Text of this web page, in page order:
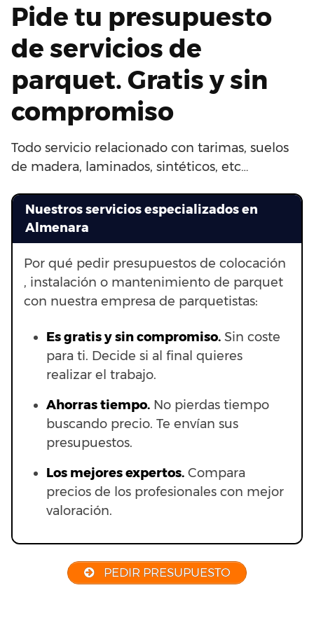
Pide tu presupuesto
de servicios de
parquet. Gratis y sin
compromiso
Todo servicio relacionado con tarimas, suelos
de madera, laminados, sintéticos, etc…
Nuestros servicios especializados en
Almenara
Por qué pedir presupuestos de colocación
, instalación o mantenimiento de parquet
con nuestra empresa de parquetistas:
Es gratis y sin compromiso. Sin coste
para ti. Decide si al final quieres
realizar el trabajo.
Ahorras tiempo. No pierdas tiempo
buscando precio. Te envían sus
presupuestos.
Los mejores expertos. Compara
precios de los profesionales con mejor
valoración.
PEDIR PRESUPUESTO